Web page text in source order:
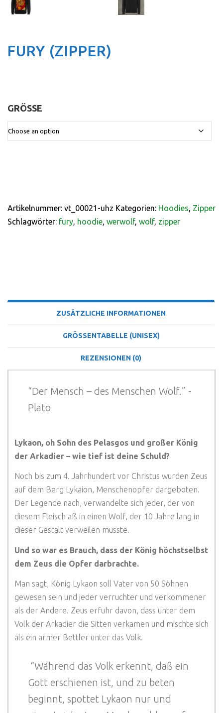
FURY (ZIPPER)
GRÖSSE
Artikelnummer: vt_00021-uhz Kategorien: Hoodies, Zipper
Schlagwörter: fury, hoodie, werwolf, wolf, zipper
ZUSÄTZLICHE INFORMATIONEN
GRÖSSENTABELLE (UNISEX)
REZENSIONEN (0)
“Der Mensch – des Menschen Wolf.” -
Plato
Lykaon, oh Sohn des Pelasgos und großer König
der Arkadier – wie tief ist deine Schuld?
Noch bis zum 4. Jahrhundert vor Christus wurden Zeus
auf dem Berg Lykaion, Menschenopfer dargeboten.
Der Legende nach, verwandelte sich jeder, der von
diesem Fleisch aß in einen Wolf, der 10 Jahre lang in
dieser Gestalt verweilen musste.
Und so war es Brauch, dass der König höchstselbst
dem Zeus die Opfer darbrachte.
Man sagt, König Lykaon soll Vater von 50 Söhnen
gewesen sein und jeder verruchter und verkommener
als der Andere. Zeus erfuhr davon, dass unter dem
Volk der Arkadier die Sitten verkamen und mischte sich
als ein armer Bettler unter das Volk.
“Während das Volk erkennt, daß ein
Gott erschienen ist, und zu beten
beginnt, spottet Lykaon nur und